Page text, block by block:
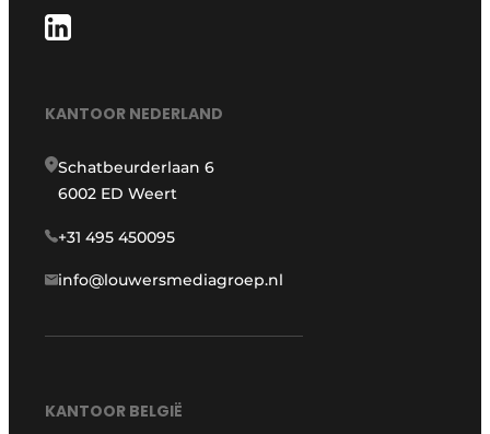
KANTOOR NEDERLAND
Schatbeurderlaan 6
6002 ED Weert
+31 495 450095
info@louwersmediagroep.nl
KANTOOR BELGIË